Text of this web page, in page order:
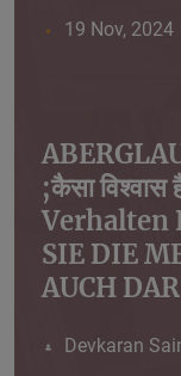
19 Nov, 2024
;कैसा
Verhalten
SIE DIE
AUCH DAR
Devkaran